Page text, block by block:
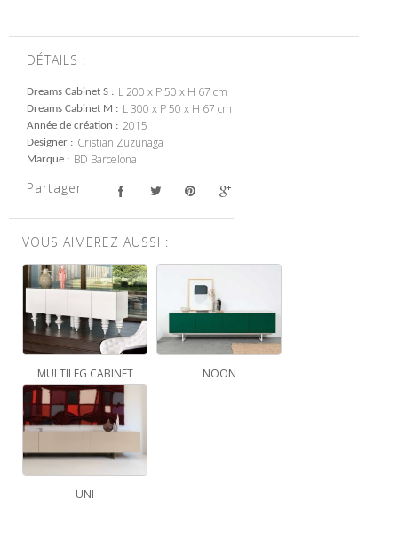
DÉTAILS :
Dreams Cabinet S L 200 x P 50 x H 67 cm
Dreams Cabinet M L 300 x P 50 x H 67 cm
Année de création 2015
Designer Cristian Zuzunaga
Marque BD Barcelona
Partager
VOUS AIMEREZ AUSSI :
MULTILEG CABINET NOON
UNI